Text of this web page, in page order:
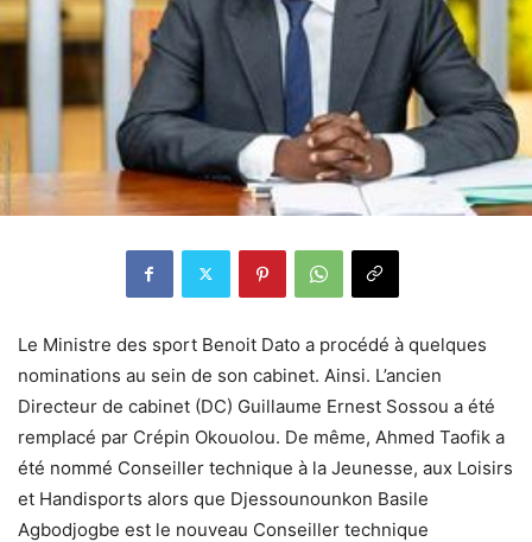
Le Ministre des sport Benoit Dato a procédé à quelques
nominations au sein de son cabinet. Ainsi. L’ancien
Directeur de cabinet (DC) Guillaume Ernest Sossou a été
remplacé par Crépin Okouolou. De même, Ahmed Taofik a
été nommé Conseiller technique à la Jeunesse, aux Loisirs
et Handisports alors que Djessounounkon Basile
Agbodjogbe est le nouveau Conseiller technique